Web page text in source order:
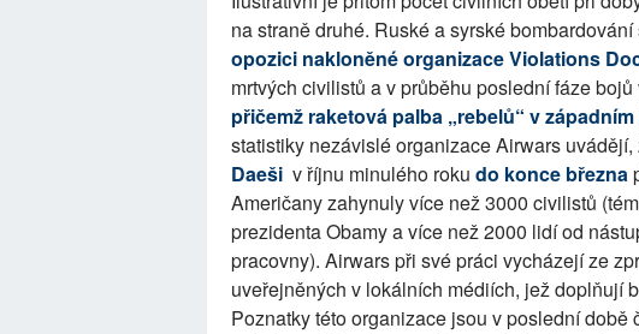
na straně druhé. Ruské a syrské
opozici nakloněné organizace Violations
mrtvých civilistů a v průběhu poslední fáze
přičemž raketová palba „rebelů“ v
statistiky nezávislé organizace Airwars uvádějí,
Daeši v říjnu minulého roku do konce března
Američany zahynulyvíce než 3000 civilistů
prezidenta Obamy a více než 2000 lidí od
pracovny). Airwars při své práci vycházejí ze
uveřejněných v lokálních médiích, jež doplňují
Poznatky této organizace jsou v poslední